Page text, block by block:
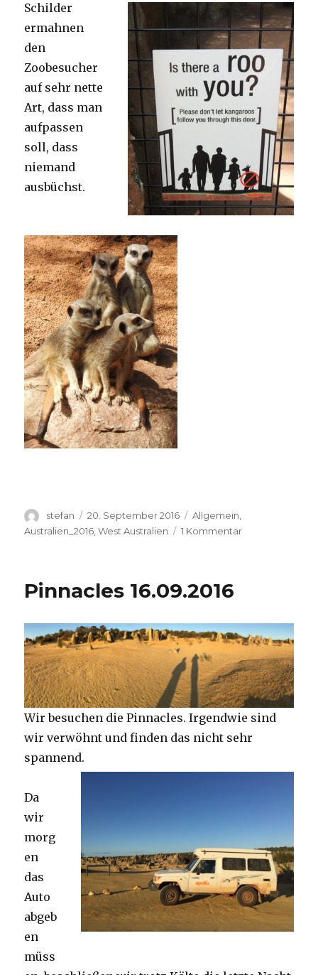
Schilder
ermahnen
den
Zoobesucher
auf sehr nette
Art, dass man
aufpassen
soll, dass
niemand
ausbüchst.
Autor
stefan
Veröffentlicht
am
20. September 2016 Kategorien
Allgemein,
Australien_2016 ,West Australien 1 Kommentarzu
Pinnacles 16.09.2016
Wir besuchen die Pinnacles. Irgendwie sind
wir verwöhnt und finden das nicht sehr
spannend.
Da
wir
morg
en
das
Auto
abgeb
en
müss